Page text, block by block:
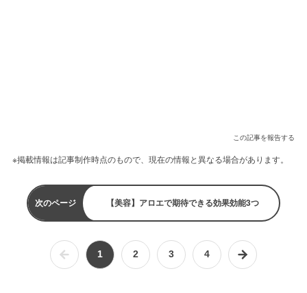
この記事を報告する
※掲載情報は記事制作時点のもので、現在の情報と異なる場合があります。
次のページ 【美容】アロエで期待できる効果効能3つ
1 2 3 4